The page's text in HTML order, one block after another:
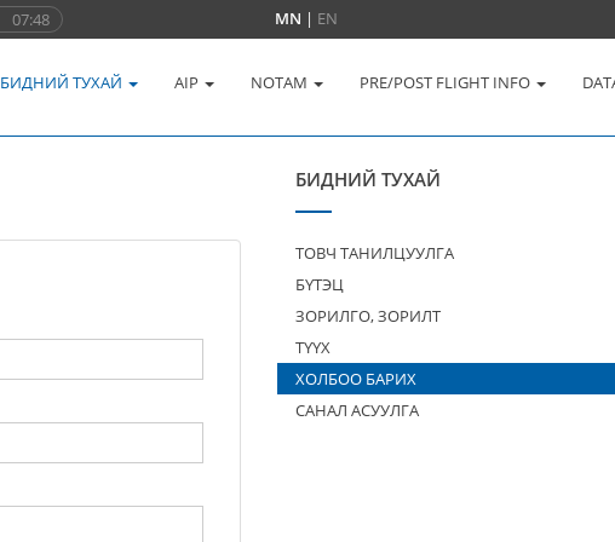
07:48 MN | EN
БИДНИЙ ТУХАЙ AIP NOTAM PRE/POST FLIGHT INFO
БИДНИЙ ТУХАЙ
ТОВЧ ТАНИЛЦУУЛГА
БҮТЭЦ
ЗОРИЛГО, ЗОРИЛТ
ТҮҮХ
ХОЛБОО БАРИХ
САНАЛ АСУУЛГА